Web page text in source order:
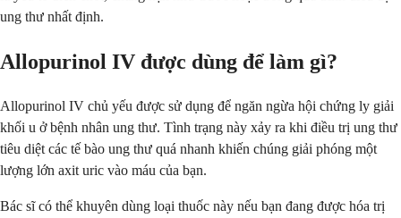
ung thư nhất định.
Allopurinol IV được dùng để làm gì?
Allopurinol IV chủ yếu được sử dụng để ngăn ngừa hội chứng ly giải
khối u ở bệnh nhân ung thư. Tình trạng này xảy ra khi điều trị ung thư
tiêu diệt các tế bào ung thư quá nhanh khiến chúng giải phóng một
lượng lớn axit uric vào máu của bạn.
Bác sĩ có thể khuyên dùng loại thuốc này nếu bạn đang được hóa trị